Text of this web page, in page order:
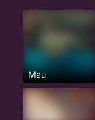
Mau